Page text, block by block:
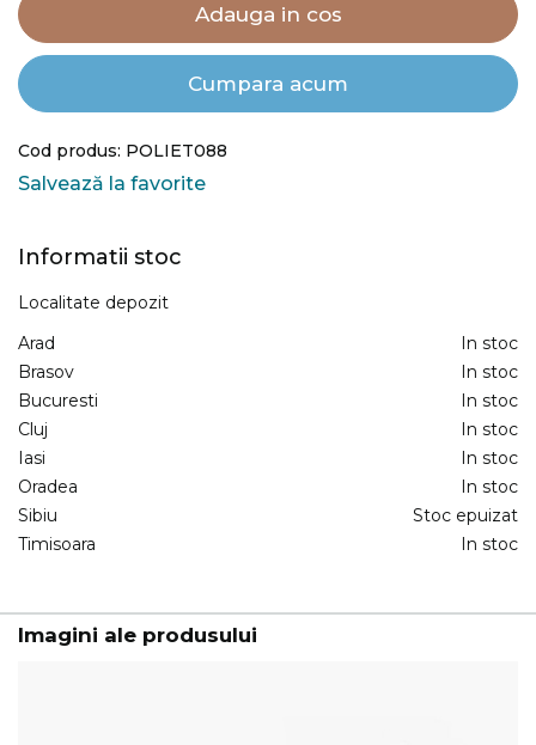
Adauga in cos
Cumpara acum
Cod produs: POLIET088
Salvează la favorite
Informatii stoc
Localitate depozit
Arad
In stoc
Brasov
In stoc
Bucuresti
In stoc
Cluj
In stoc
Iasi
In stoc
Oradea
In stoc
Sibiu
Stoc epuizat
Timisoara
In stoc
Imagini ale produsului